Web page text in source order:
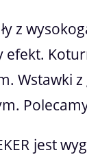
z
Wstawki
jest